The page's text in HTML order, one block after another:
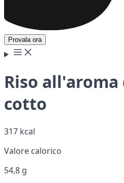
Provala ora
Riso
cotto
317 kcal
Valore calorico
54,8 g